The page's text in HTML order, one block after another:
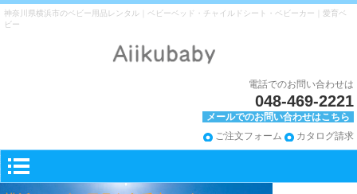
神奈川県横浜市のベビー用品レンタル｜ベビーベッド・チャイルドシート・ベビーカー｜愛育ベ
ビー
電話でのお問い合わせは
048-469-2221
メールでのお問い合わせはこちら
ご注文フォーム
カタログ請求